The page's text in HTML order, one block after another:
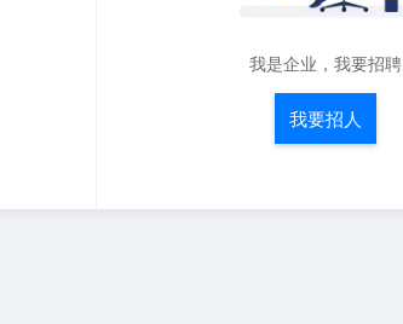
我是企业，我要招聘
我要招人